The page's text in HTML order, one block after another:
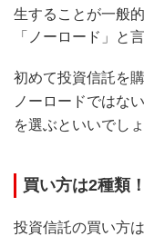
生することが一般
「ノーロード」と
初めて投資信託を
ノーロードではな
を選ぶといいでしょ
買い方は2種類
投資信託の買い方